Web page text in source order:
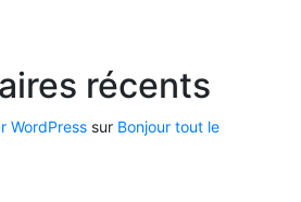
récents
WordPress sur Bonjour tout le